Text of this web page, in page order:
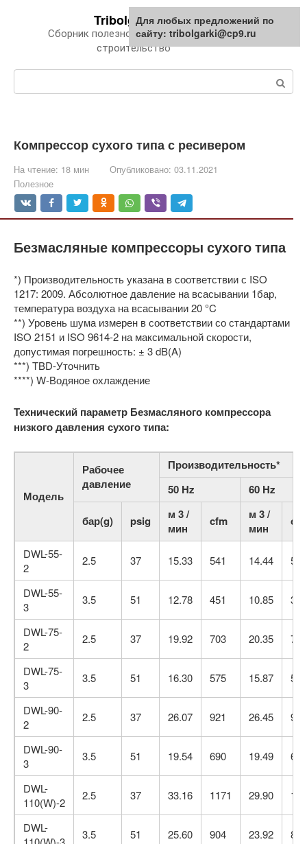
Tribolgarki.ru
Сборник полезной информации про
строительство
Компрессор сухого типа с ресивером
На чтение: 18 мин Опубликовано: 03.11.2021
Полезное
Безмасляные компрессоры сухого типа
*) Производительность указана в соответствии с ISO
1217: 2009. Абсолютное давление на всасывании 1бар,
температура воздуха на всасывании 20 °C
**) Уровень шума измерен в соответствии со стандартами
ISO 2151 и ISO 9614-2 на максимальной скорости,
допустимая погрешность: ± 3 dB(A)
***) TBD-Уточнить
****) W-Водяное охлаждение
Технический параметр Безмасляного компрессора
низкого давления сухого типа:
Модель
Рабочее
давление
Производительность*
50 Hz
60 Hz
бар(g) psig
м 3 /
мин
cfm
м 3 /
мин
DWL-55-
2
2.5 37 15.33 541 14.44 510
DWL-55-
3
3.5 51 12.78 451 10.85 383
DWL-75-
2
2.5 37 19.92 703 20.35 719
DWL-75-
3
3.5 51 16.30 575 15.87 560
DWL-90-
2
2.5 37 26.07 921 26.45 934
DWL-90-
3
3.5 51 19.54 690 19.49 688
DWL-
110(W)-2
2.5 37 33.16 1171 29.90
DWL-
3.5 51 25.60 904 23.92 845
Для любых предложений по
сайту: tribolgarki@cp9.ru